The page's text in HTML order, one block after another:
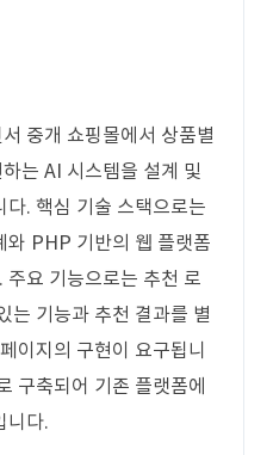
중개 쇼핑몰에서 상품별
는 AI 시스템을 설계 및
. 핵심 기술 스택으로는
와 PHP 기반의 웹 플랫폼
요 기능으로는 추천 로
는 기능과 추천 결과를 별
이지의 구현이 요구됩니
구축되어 기존 플랫폼에
니다.